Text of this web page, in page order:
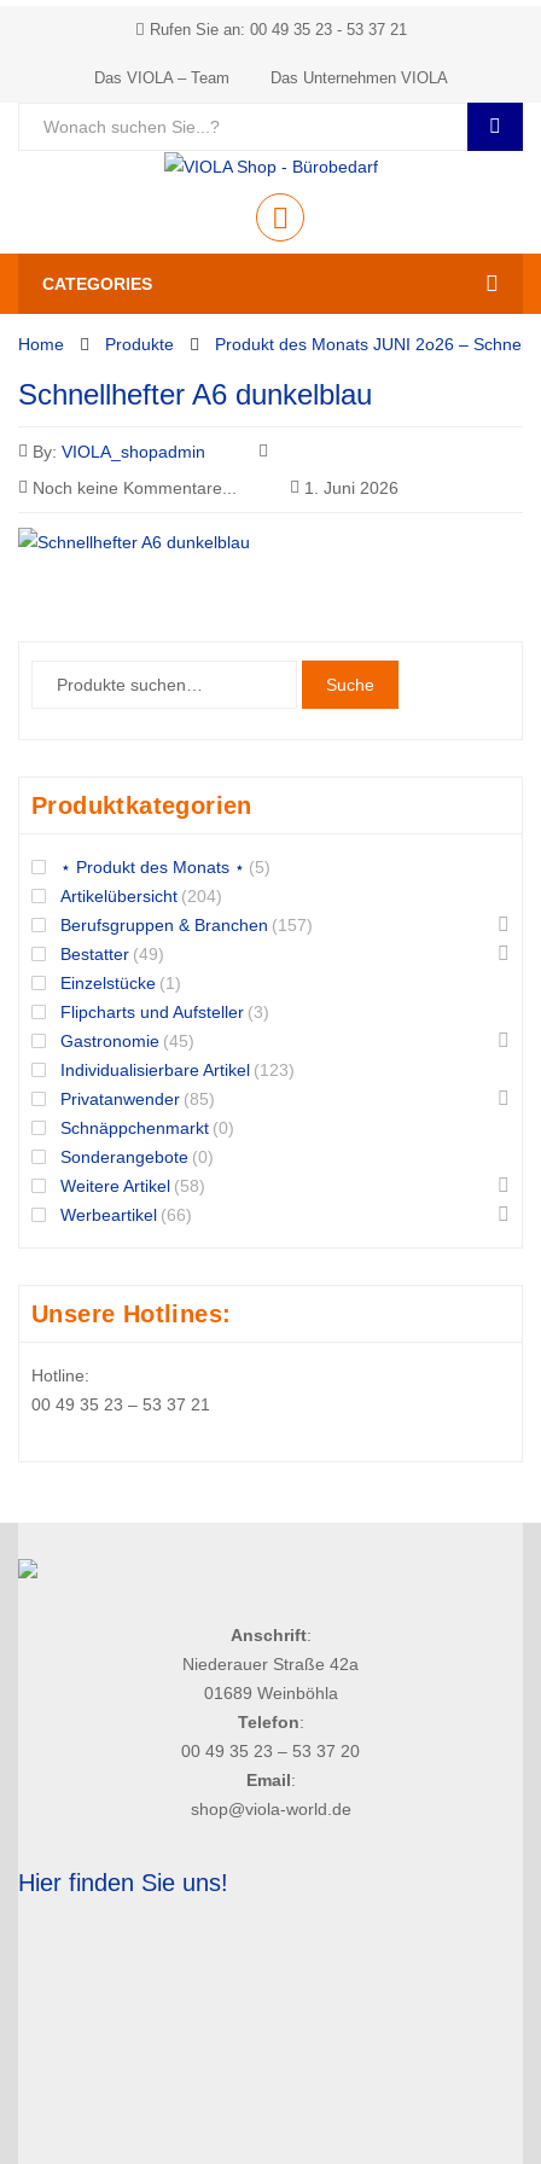
Rufen Sie an: 00 49 35 23 - 53 37 21
Das VIOLA – Team Das Unternehmen VIOLA
CATEGORIES
Home Produkte Produkt des Monats JUNI 2o26 –
Schnellhefter A6 dunkelblau
By: VIOLA_shopadmin
Noch keine Kommentare...
1. Juni 2026
Suche
Produktkategorien
⋆ Produkt des Monats ⋆ (5)
Artikelübersicht (204)
Berufsgruppen & Branchen (157)
Bestatter (49)
Einzelstücke (1)
Flipcharts und Aufsteller (3)
Gastronomie (45)
Individualisierbare Artikel (123)
Privatanwender (85)
Schnäppchenmarkt (0)
Sonderangebote (0)
Weitere Artikel (58)
Werbeartikel (66)
Unsere Hotlines:
Hotline:
00 49 35 23 – 53 37 21
Anschrift:
Niederauer Straße 42a
01689 Weinböhla
Telefon:
00 49 35 23 – 53 37 20
Email:
shop@viola-world.de
Hier finden Sie uns!